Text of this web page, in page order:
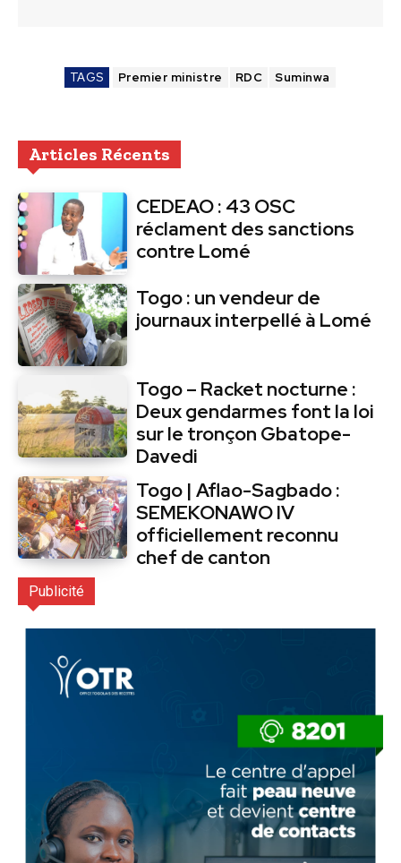
TAGS Premier ministre RDC Suminwa
Articles Récents
CEDEAO : 43 OSC
réclament des sanctions
contre Lomé
Togo : un vendeur de
journaux interpellé à Lomé
Togo – Racket nocturne :
Deux gendarmes font la loi
sur le tronçon Gbatope-
Davedi
Togo | Aflao-Sagbado :
SEMEKONAWO IV
officiellement reconnu
chef de canton
Publicité